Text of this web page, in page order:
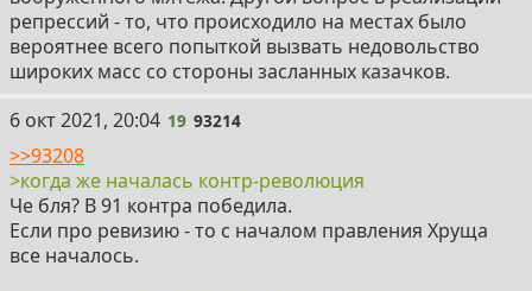
репрессий - то, что происходило на местах было
вероятнее всего попыткой вызвать недовольство
широких масс со стороны засланных казачков.
19
6 окт 2021, 20:04 19 93214
>>93208
>когда же началась контр-революция
Че бля? В 91 контра победила.
Если про ревизию - то с началом правления Хруща
все началось.